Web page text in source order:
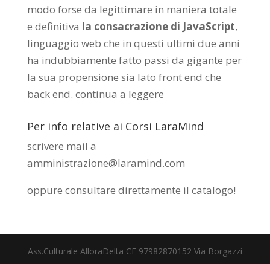
modo forse da legittimare in maniera totale
e definitiva la consacrazione di JavaScript,
linguaggio web che in questi ultimi due anni
ha indubbiamente fatto passi da gigante per
la sua propensione sia lato front end che
back end. continua a leggere
Per info relative ai Corsi LaraMind
scrivere mail a
amministrazione@laramind.com
oppure consultare direttamente il catalogo!
Ass.Culturale AlloraDelta CF 97982870152 Via Borgazzi